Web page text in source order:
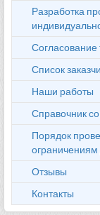
Разработка
Согласование
Список
Наши работы
Справочник
Порядок
Отзывы
Контакты